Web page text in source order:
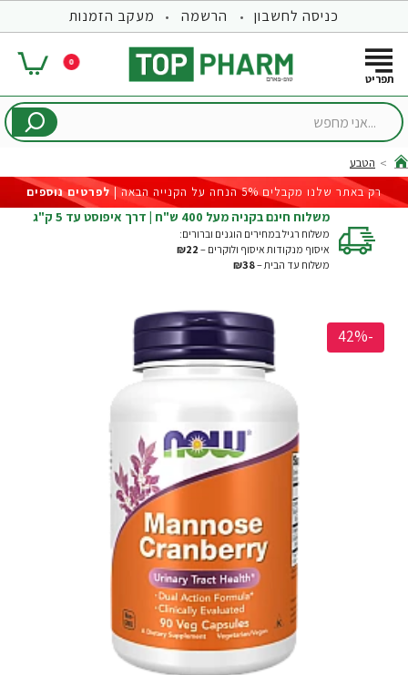
כניסה לחשבון הרשמה מעקב הזמנות
0
...אני
home
הטבע
רק באתר שלנו מקבלים 5% הנחה על הקנייה הבאה |
לפרטים נוספים
משלוח חינם בקניה מעל 400 ש"ח | דרך איפוסט עד 5 ק"ג
משלוח רגיל במחירים הוגנים וברורים:
איסוף מנקודות איסוף ולוקרים – ₪22
משלוח עד הבית –₪38
-42%